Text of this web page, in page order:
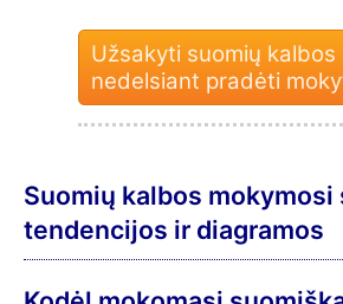
Užsakyti suomių kalbos
nedelsiant pradėti
Suomių kalbos
tendencijos ir diagramos